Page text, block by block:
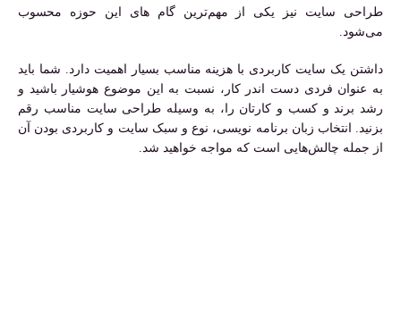
طراحی سایت نیز یکی از مهم‌ترین گام های این حوزه محسوب
می‌شود.
داشتن یک سایت کاربردی با هزینه مناسب بسیار اهمیت دارد. شما باید
به عنوان فردی دست اندر کار، نسبت به این موضوع هوشیار باشید و
رشد برند و کسب و کارتان را، به وسیله طراحی سایت مناسب رقم
بزنید. انتخاب زبان برنامه نویسی، نوع و سبک سایت و کاربردی بودن آن
از جمله چالش‌هایی است که مواجه خواهید شد.